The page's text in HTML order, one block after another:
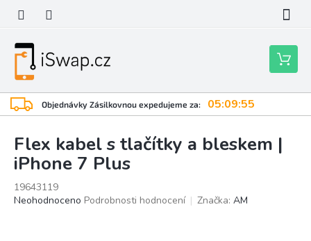
obsah
Objednávky Zásilkovnou expedujeme za: 05:09:55
Nákupní
košík
Flex kabel s tlačítky a bleskem |
iPhone 7 Plus
19643119
Průměrné
Neohodnoceno Podrobnosti hodnocení Značka: AM